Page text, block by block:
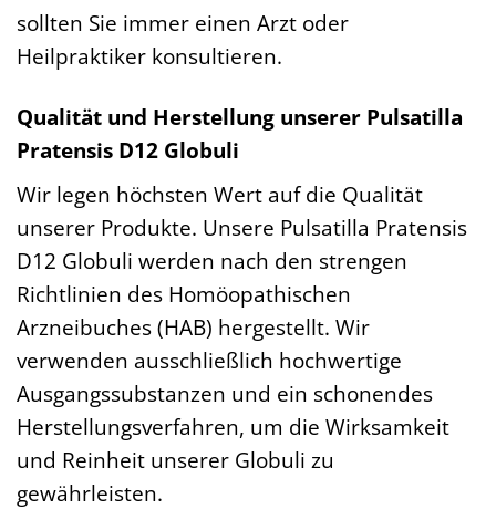
sollten Sie immer einen Arzt oder
Heilpraktiker konsultieren.
Qualität und Herstellung unserer Pulsatilla
Pratensis D12 Globuli
Wir legen höchsten Wert auf die Qualität
unserer Produkte. Unsere Pulsatilla Pratensis
D12 Globuli werden nach den strengen
Richtlinien des Homöopathischen
Arzneibuches (HAB) hergestellt. Wir
verwenden ausschließlich hochwertige
Ausgangssubstanzen und ein schonendes
Herstellungsverfahren, um die Wirksamkeit
und Reinheit unserer Globuli zu
gewährleisten.